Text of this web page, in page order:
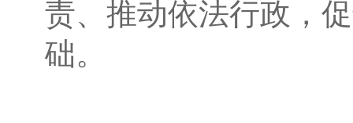
责、推动依法行政，
础。